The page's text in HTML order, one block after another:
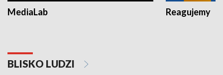
MediaLab Reagujemy
BLISKO LUDZI